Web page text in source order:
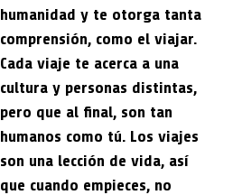
humanidad y te otorga tanta
comprensión, como el viajar.
Cada viaje te acerca a una
cultura y personas distintas,
pero que al final, son tan
humanos como tú. Los viajes
son una lección de vida, así
que cuando empieces, no